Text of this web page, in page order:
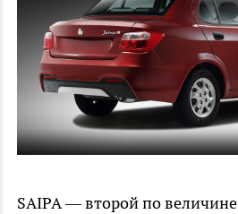
SAIPA — второй по величине